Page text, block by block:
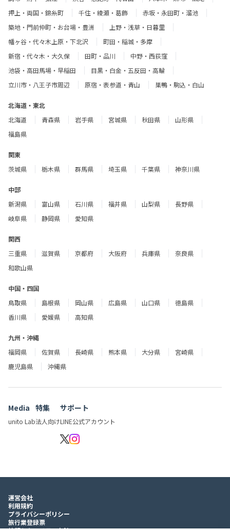
押上・両国・錦糸町
千住・綾瀬・葛飾
赤坂・永田町・溜池
築地・門前仲町・お台場・豊洲
上野・浅草・日暮里
幡ヶ谷・代々木上原・下北沢
町田・稲城・多摩
新宿・代々木・大久保
田町・品川
中野・西荻窪
池袋・高田馬場・早稲田
目黒・白金・五反田・高輪
立川市・八王子市周辺
原宿・表参道・青山 巣鴨・駒込・白山
北海道・東北
北海道
青森県 岩手県 宮城県 秋田県
山形県
福島県
関東
茨城県
栃木県 群馬県 埼玉県 千葉県 神奈川県
中部
新潟県
富山県 石川県 福井県 山梨県
長野県
岐阜県
静岡県 愛知県
関西
三重県
滋賀県 京都府 大阪府 兵庫県
奈良県
和歌山県
中国・四国
鳥取県
島根県 岡山県 広島県 山口県
徳島県
香川県
愛媛県 高知県
九州・沖縄
福岡県
佐賀県 長崎県 熊本県 大分県
宮崎県
鹿児島県
沖縄県
Media
unito Lab
特集
法人向け
サポート
LINE公式アカウント
運営会社
利用規約
プライバシーポリシー
旅行業登録票